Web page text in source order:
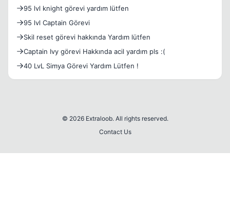
95 lvl knight görevi yardım lütfen
95 lvl Captain Görevi
Skil reset görevi hakkında Yardım lütfen
Captain Ivy görevi Hakkında acil yardım pls :(
40 LvL Simya Görevi Yardım Lütfen !
© 2026 Extraloob. All rights reserved.
Contact Us